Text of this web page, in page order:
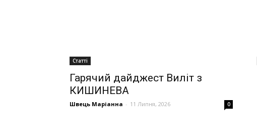
Статті
Гарячий дайджест Виліт з
КИШИНЕВА
Швець Маріанна - 11 Липня, 2026 0